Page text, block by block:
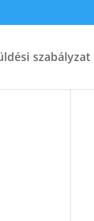
szabályzat